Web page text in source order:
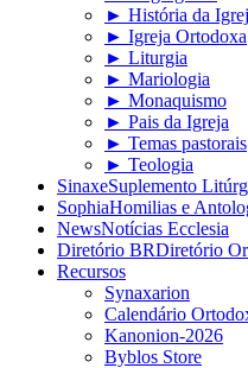
► História da
► Igreja Ortodoxa
► Liturgia
► Mariologia
► Monaquismo
► Pais da Igreja
► Temas pastorais
► Teologia
SinaxeSuplemento
SophiaHomilias e
NewsNotícias Ecclesia
Diretório BRDiretório
Recursos
Synaxarion
Calendário
Kanonion-2026
Byblos Store